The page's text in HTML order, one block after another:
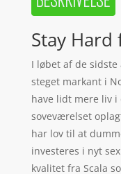
Stay Hard
I løbet af de
steget markant i
have lidt mere liv i
soveværelset
har lov til at
investeres i nyt
kvalitet fra Scala